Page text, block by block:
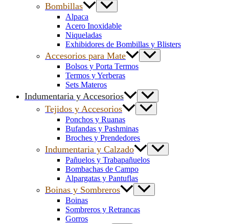
Bombillas
Alpaca
Acero Inoxidable
Niqueladas
Exhibidores de Bombillas y Blisters
Accesorios para Mate
Bolsos y Porta Termos
Termos y Yerberas
Sets Materos
Indumentaria y Accesorios
Tejidos y Accesorios
Ponchos y Ruanas
Bufandas y Pashminas
Broches y Prendedores
Indumentaria y Calzado
Pañuelos y Trabapañuelos
Bombachas de Campo
Alpargatas y Pantuflas
Boinas y Sombreros
Boinas
Sombreros y Retrancas
Gorros